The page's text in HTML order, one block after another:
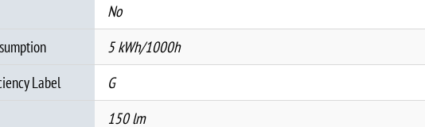
No
5 kWh/1000h
Label
G
150 lm